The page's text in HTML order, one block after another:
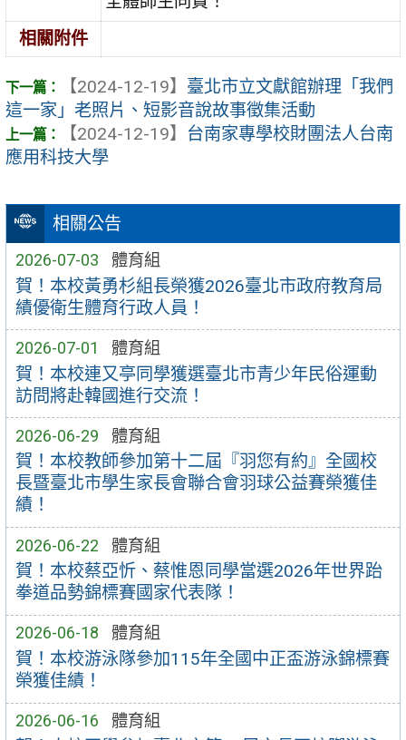
相關公告
2026-07-03 體育組
賀！本校黃勇杉組長榮獲2026臺北市政府教育局
績優衛生體育行政人員！
2026-07-01 體育組
賀！本校連又亭同學獲選臺北市青少年民俗運動
訪問將赴韓國進行交流！
2026-06-29 體育組
賀！本校教師參加第十二屆『羽您有約』全國校
長暨臺北市學生家長會聯合會羽球公益賽榮獲佳
績！
2026-06-22 體育組
賀！本校蔡亞忻、蔡惟恩同學當選2026年世界跆
拳道品勢錦標賽國家代表隊！
2026-06-18 體育組
賀！本校游泳隊參加115年全國中正盃游泳錦標賽
榮獲佳績！
2026-06-16 體育組
相關附件
【2024-12-19】 臺北市立文獻館辦理「我們
這一家」老照片、短影音說故事徵集活動
【2024-12-19】 台南家專學校財團法人台南
應用科技大學